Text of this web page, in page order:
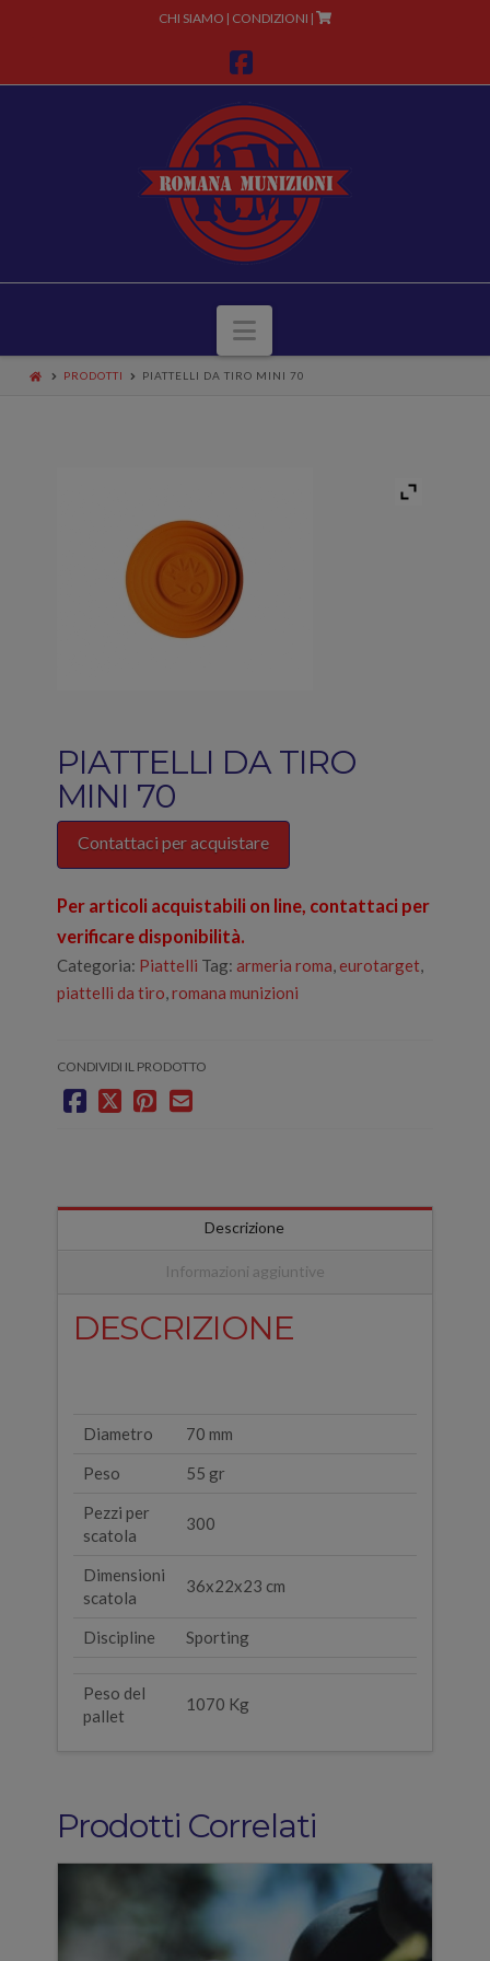
CHI SIAMO | CONDIZIONI |
Facebook
Navigazione
PRODOTTI PIATTELLI DA TIRO MINI 70
PIATTELLI DA TIRO
MINI 70
Contattaci per acquistare
Per articoli acquistabili on line, contattaci per
verificare disponibilità.
Categoria: Piattelli Tag: armeria roma, eurotarget,
piattelli da tiro,romana munizioni
CONDIVIDI IL PRODOTTO
Descrizione
Informazioni aggiuntive
DESCRIZIONE
Diametro
70 mm
Peso
55 gr
Pezzi per
scatola
300
Dimensioni
scatola
36x22x23 cm
Discipline Sporting
Peso del
pallet
1070 Kg
Prodotti Correlati